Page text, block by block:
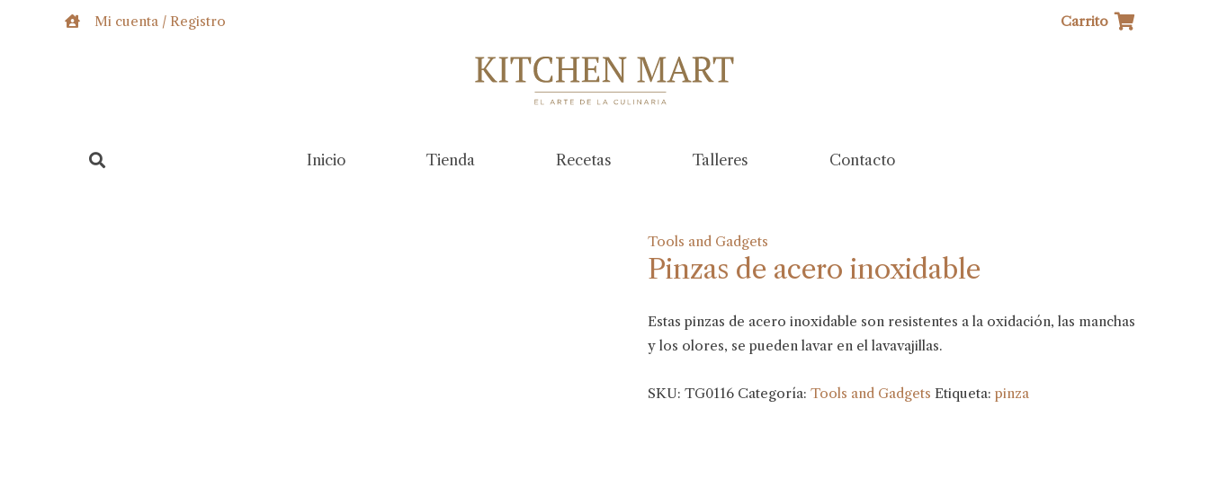
Mi cuenta / Registro Carrito
Inicio Tienda Recetas Talleres Contacto
Tools and Gadgets
Pinzas de acero inoxidable
Estas pinzas de acero inoxidable son resistentes a la oxidación, las manchas
y los olores, se pueden lavar en el lavavajillas.
SKU: TG0116 Categoría: Tools and Gadgets Etiqueta: pinza